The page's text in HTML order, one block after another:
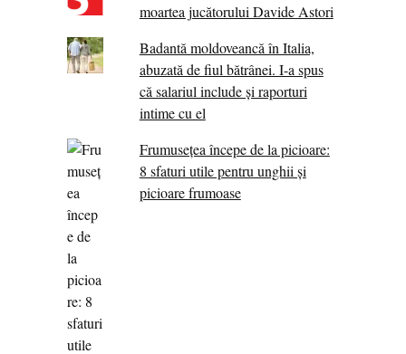
moartea jucătorului Davide Astori
Badantă moldoveancă în Italia,
abuzată de fiul bătrânei. I-a spus
că salariul include și raporturi
intime cu el
Frumusețea începe de la picioare:
8 sfaturi utile pentru unghii și
picioare frumoase